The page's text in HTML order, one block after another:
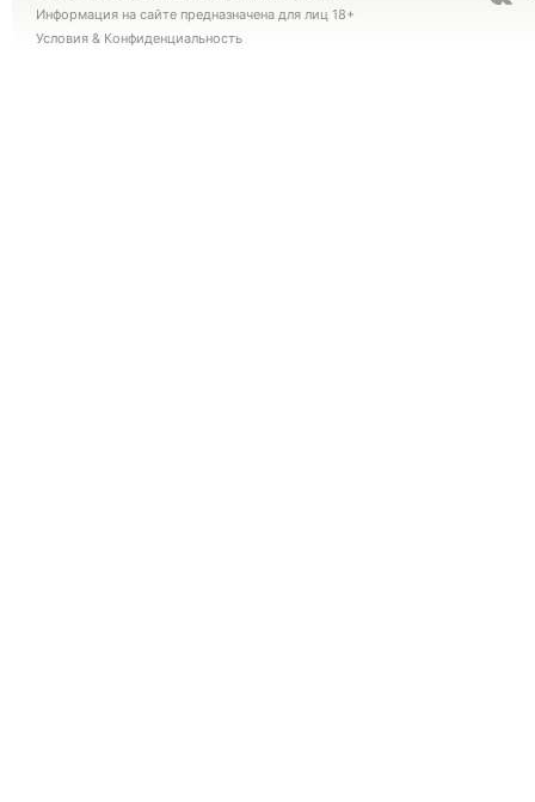
Информация на сайте предназначена для лиц 18+
Условия & Конфиденциальность